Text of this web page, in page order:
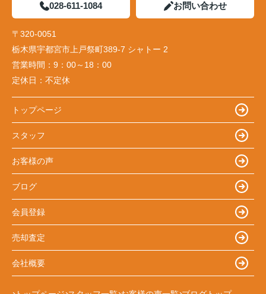
028-611-1084 お問い合わせ
〒320-0051
栃木県宇都宮市上戸祭町389-7 シャトー 2
営業時間： 9：00～18：00
定休日： 不定休
トップページ
スタッフ
お客様の声
ブログ
会員登録
売却査定
会社概要